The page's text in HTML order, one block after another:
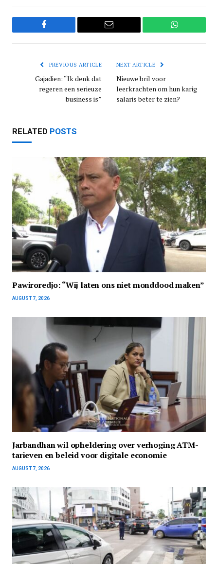
Facebook Email WhatsApp
PREVIOUS ARTICLE
Gajadien: “Ik denk dat
regeren een serieuze
business is”
NEXT ARTICLE
Nieuwe bril voor
leerkrachten om hun karig
salaris beter te zien?
RELATED POSTS
Pawiroredjo: “Wij laten ons niet monddood maken”
AUGUST 7, 2026
Jarbandhan wil opheldering over verhoging ATM-
tarieven en beleid voor digitale economie
AUGUST 7, 2026